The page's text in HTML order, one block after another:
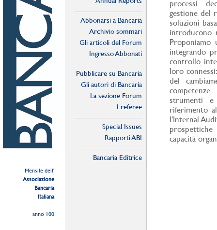
Mensile dell'
Associazione
Bancaria
Italiana
anno 100
Abbonarsi a Bancaria
Archivio sommari
Gli articoli del Forum
Ingresso Abbonati
Pubblicare su Bancaria
Gli autori di Bancaria
La sezione Forum
I referee
Special Issues
Rapporti ABI
Bancaria Editrice
processi
gestione del
soluzioni
introducono
integrando
controllo
loro
del
strumenti e
riferimento
l'Internal
prospettiche
capacità